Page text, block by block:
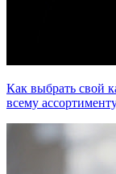
Как выбрать свой
всему